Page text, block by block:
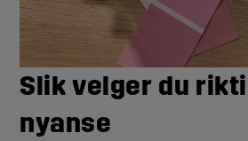
Slik velger du
nyanse